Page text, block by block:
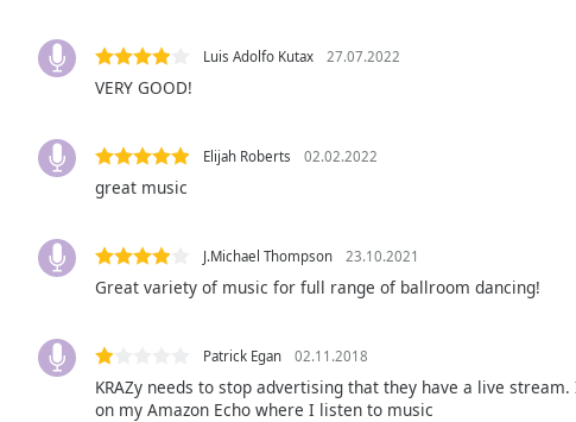
modal
Beginning
Escape
close
Luis Adolfo Kutax 27.07.2022
VERY GOOD!
Elijah Roberts 02.02.2022
great music
J.Michael Thompson 23.10.2021
Great variety of music for full range of ballroom dancing!
Patrick Egan 02.11.2018
KRAZy needs to stop advertising that they have a live
on my Amazon Echo where I listen to music